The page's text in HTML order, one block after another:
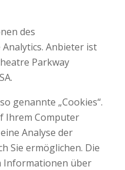
des
Anbieter ist
Parkway
genannte „Cookies“.
Ihrem Computer
Analyse der
Sie ermöglichen. Die
Informationen über